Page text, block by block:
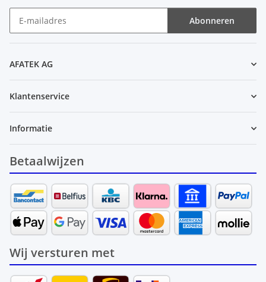
Abonneren
AFATEK AG
Klantenservice
Informatie
Betaalwijzen
Wij versturen met